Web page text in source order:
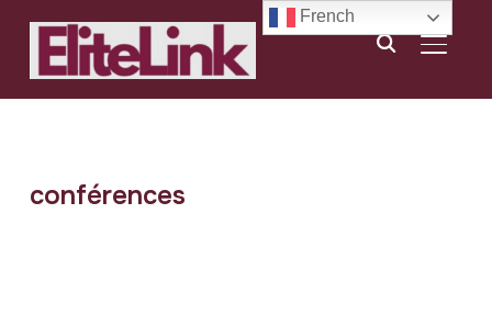
conférences
French